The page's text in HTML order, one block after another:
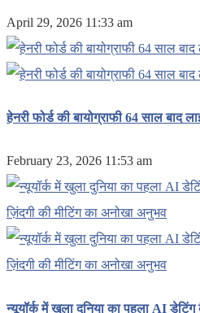
April 29, 2026 11:33 am
हेनरी फोर्ड की बायोग्राफी 64 साल बाद
February 23, 2026 11:53 am
न्यूयॉर्क में खुला दुनिया का पहला AI